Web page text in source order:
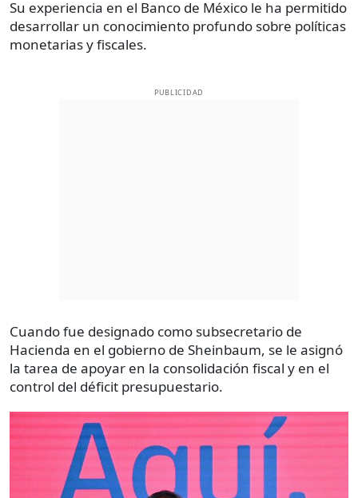
Su experiencia en el Banco de México le ha permitido
desarrollar un conocimiento profundo sobre políticas
monetarias y fiscales.
PUBLICIDAD
Cuando fue designado como subsecretario de
Hacienda en el gobierno de Sheinbaum, se le asignó
la tarea de apoyar en la consolidación fiscal y en el
control del déficit presupuestario.